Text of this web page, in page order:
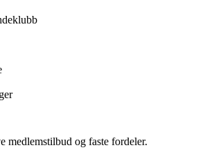
medlemstilbud og faste fordeler.